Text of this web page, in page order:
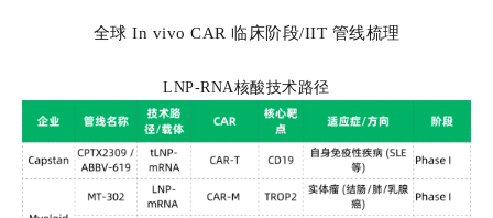
全球 In vivo CAR 临床阶段/IIT 管线梳理
LNP-RNA核酸技术路径